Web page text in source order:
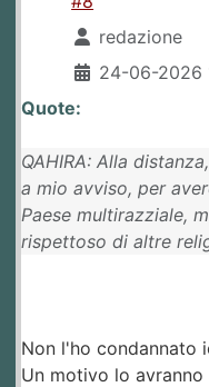
redazione
24-06-2026
Quote:
QAHIRA: Alla
a mio avviso, per
Paese multirazziale,
rispettoso di altre
Non l'ho condannato
Un motivo lo